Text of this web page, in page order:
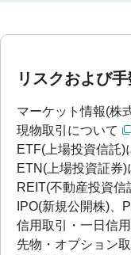
リスクおよび
マーケット情報(株
現物取引について
ETF(上場投資信託)
ETN(上場投資証券)
REIT(不動産投資信
IPO(新規公開株)、
信用取引・一日信
先物・オプション